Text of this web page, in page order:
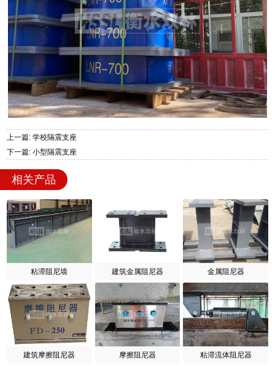
上一篇: 学校隔震支座
下一篇: 小型隔震支座
相关产品
粘滞阻尼墙 建筑金属阻尼器 金属阻尼器
建筑摩擦阻尼器 摩擦阻尼器 粘滞流体阻尼器